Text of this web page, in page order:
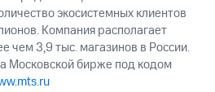
экосистемных клиентов
Компания располагает
чем 3,9 тыс. магазинов в России.
Московской бирже под кодом